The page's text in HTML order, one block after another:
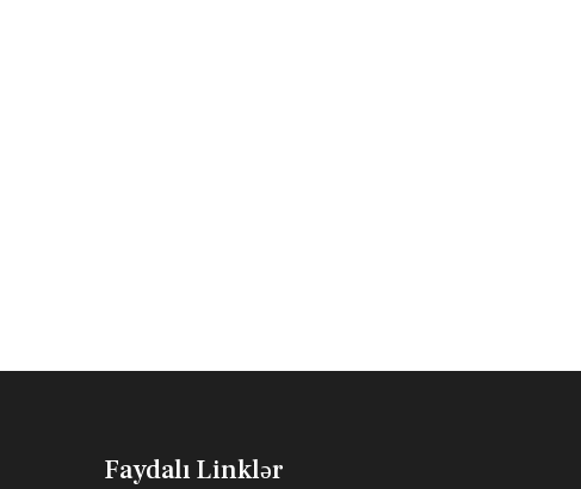
Faydalı Linklər